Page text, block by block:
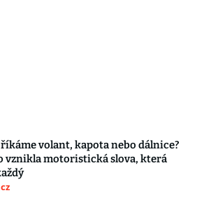
volant, kapota nebo dálnice?
vznikla motoristická slova, která